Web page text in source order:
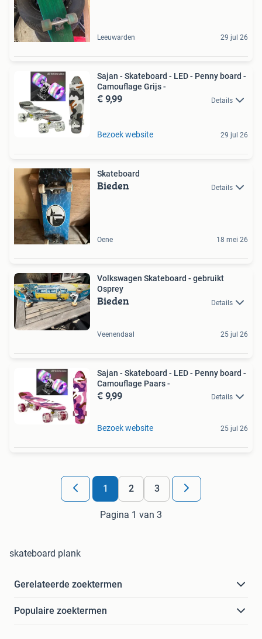
Leeuwarden 29 jul 26
Sajan - Skateboard - LED - Penny board -
Camouflage Grijs -
€ 9,99 Details
Bezoek website 29 jul 26
Skateboard
Bieden Details
Oene 18 mei 26
Volkswagen Skateboard - gebruikt
Osprey
Bieden Details
Veenendaal 25 jul 26
Sajan - Skateboard - LED - Penny board -
Camouflage Paars -
€ 9,99 Details
Bezoek website 25 jul 26
1 2 3
Pagina 1 van 3
skateboard plank
Gerelateerde zoektermen
Populaire zoektermen